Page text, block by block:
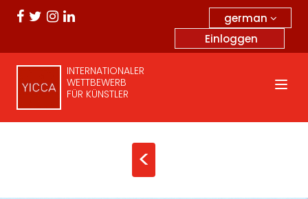
german
Einloggen
INTERNATIONALER
WETTBEWERB
FÜR KÜNSTLER
<